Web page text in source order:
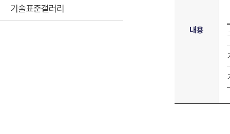
내용
기술표준갤러리